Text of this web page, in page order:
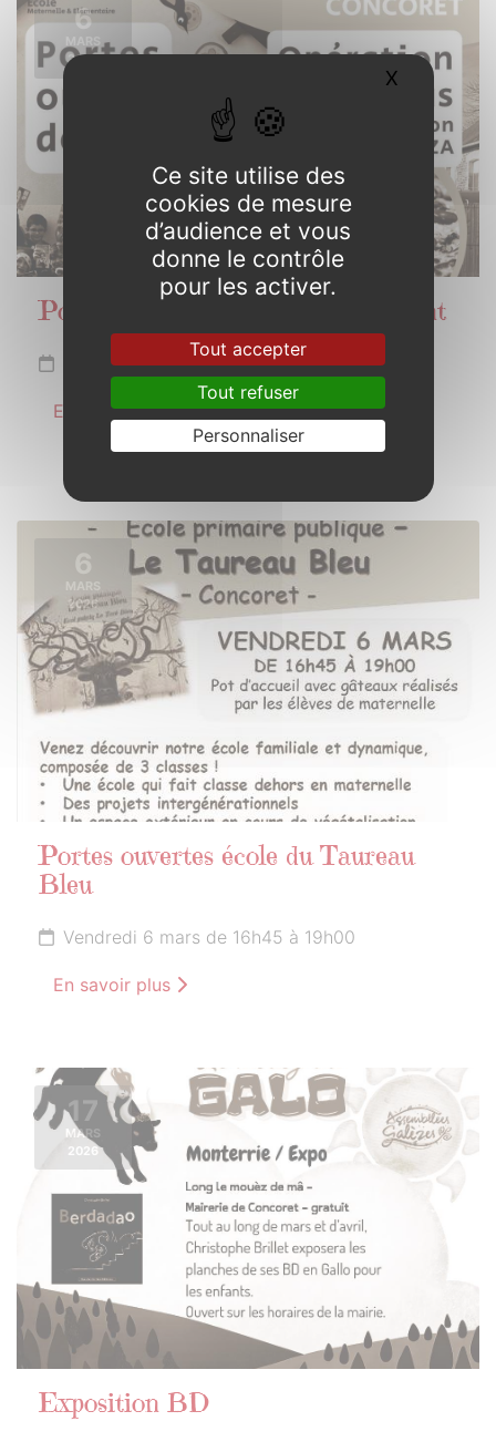
6
2026
Portes ouvertes école Saint-Laurent
Vendredi 6 mars de 16h45 à 19h00
En savoir plus
6
MARS
2026
Portes ouvertes école du Taureau
Bleu
Vendredi 6 mars de 16h45 à 19h00
En savoir plus
17
MARS
2026
Exposition BD
Ce site utilise des
cookies de mesure
d’audience et vous
donne le contrôle
pour les activer.
Tout accepter
Tout refuser
Personnaliser
X Masquer